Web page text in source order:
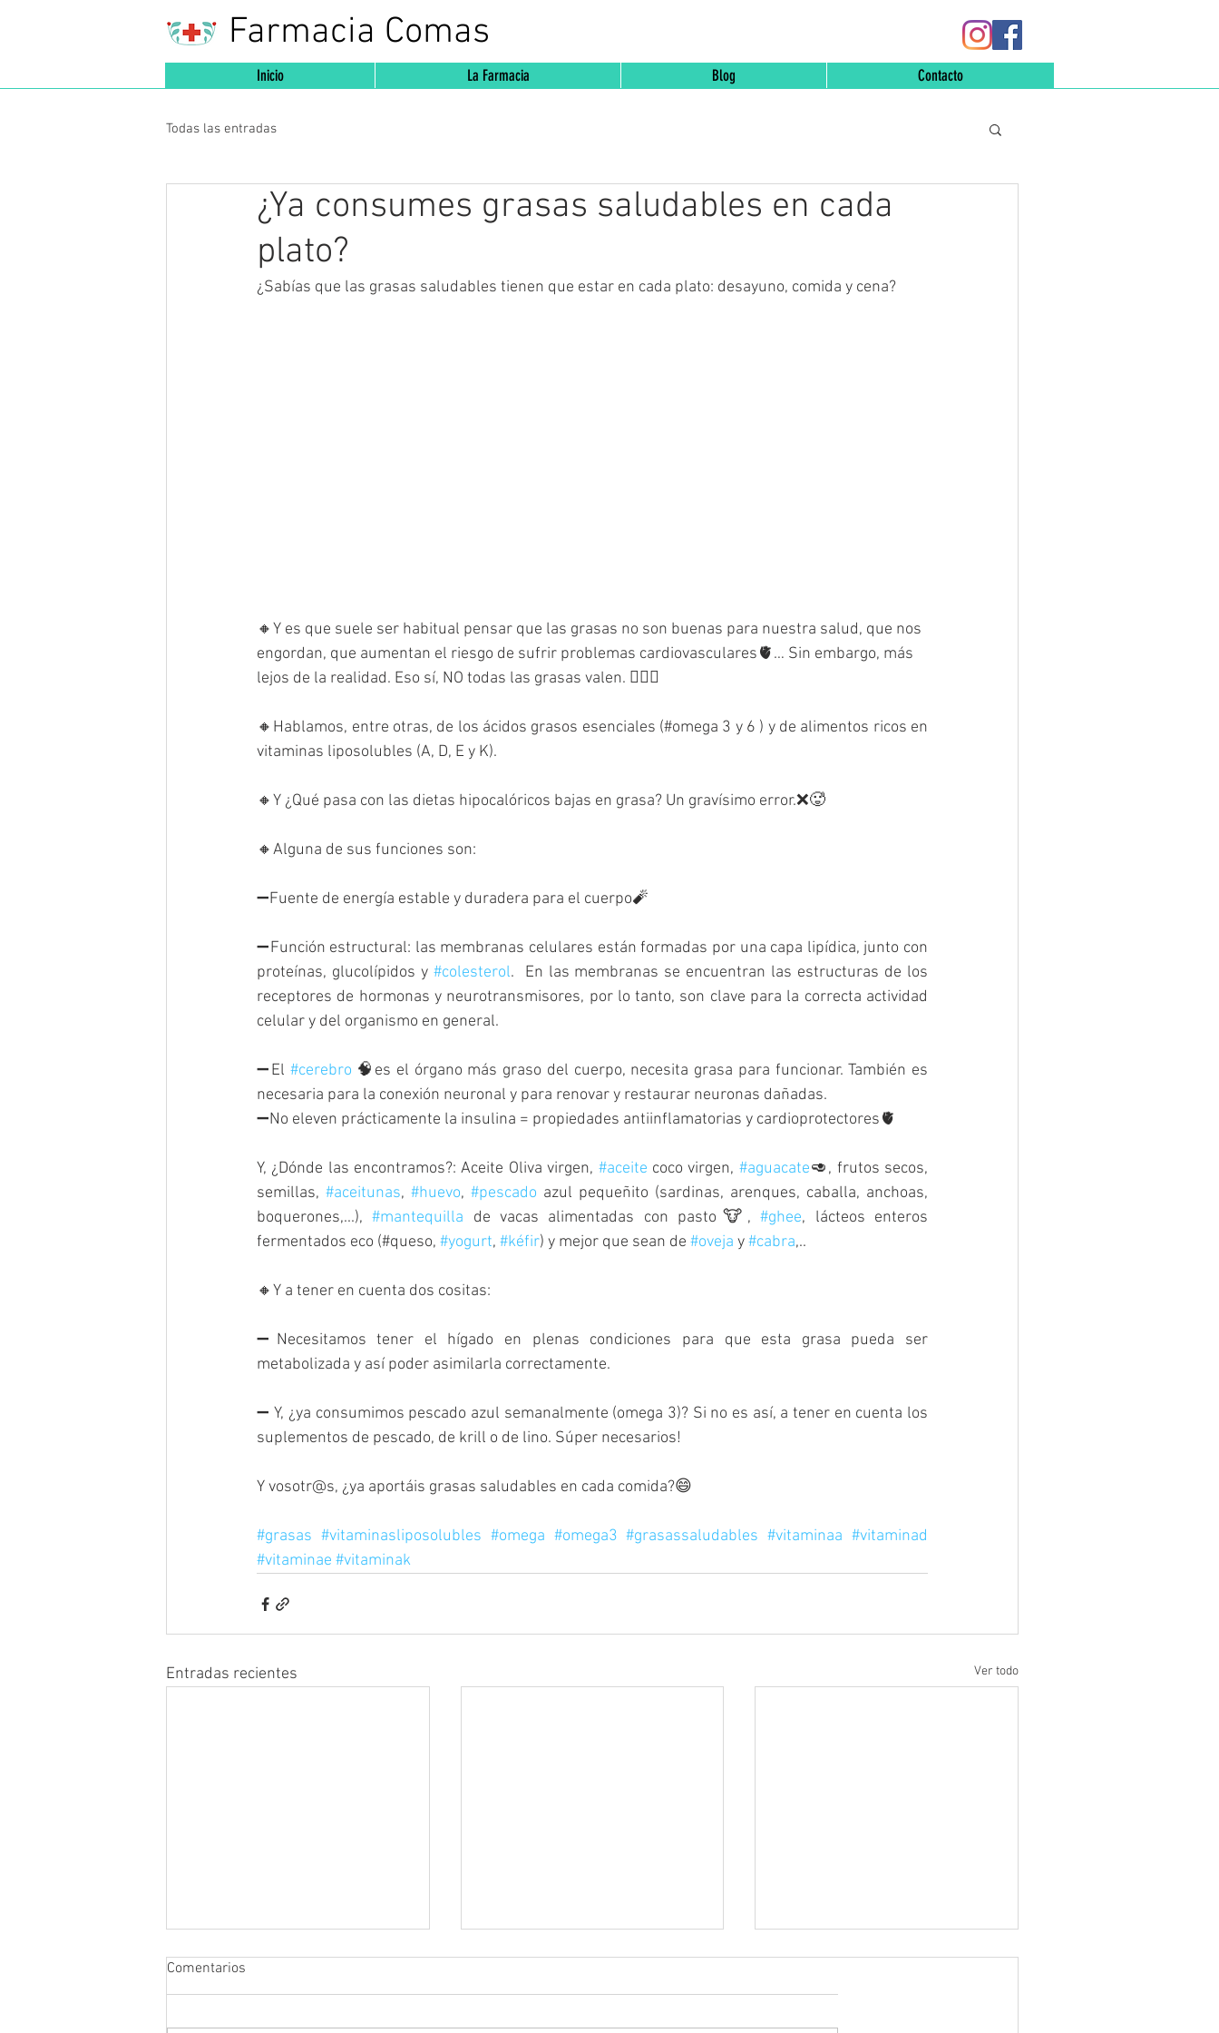
Farmacia Comas
Inicio La Farmacia Blog Contacto
Todas las entradas
¿Ya consumes grasas saludables en cada
plato?
¿Sabías que las grasas saludables tienen que estar en cada plato: desayuno, comida y cena?
🔸Y es que suele ser habitual pensar que las grasas no son buenas para nuestra salud, que nos
engordan, que aumentan el riesgo de sufrir problemas cardiovasculares🫀… Sin embargo, más
lejos de la realidad. Eso sí, NO todas las grasas valen. 🤷🏻‍♀️
🔸Hablamos, entre otras, de los ácidos grasos esenciales (#omega 3 y 6 ) y de alimentos ricos en
vitaminas liposolubles (A, D, E y K).
🔸Y ¿Qué pasa con las dietas hipocalóricos bajas en grasa? Un gravísimo error.❌🥵
🔸Alguna de sus funciones son:
➖Fuente de energía estable y duradera para el cuerpo🧨
➖Función estructural: las membranas celulares están formadas por una capa lipídica, junto con
proteínas, glucolípidos y #colesterol.  En las membranas se encuentran las estructuras de los
receptores de hormonas y neurotransmisores, por lo tanto, son clave para la correcta actividad
celular y del organismo en general.
➖El #cerebro 🧠es el órgano más graso del cuerpo, necesita grasa para funcionar. También es
necesaria para la conexión neuronal y para renovar y restaurar neuronas dañadas.
➖No eleven prácticamente la insulina = propiedades antiinflamatorias y cardioprotectores🫀
Y, ¿Dónde las encontramos?: Aceite Oliva virgen, #aceite coco virgen, #aguacate🥑, frutos secos,
semillas, #aceitunas, #huevo, #pescado azul pequeñito (sardinas, arenques, caballa, anchoas,
boquerones,...), #mantequilla de vacas alimentadas con pasto🐮, #ghee, lácteos enteros
fermentados eco (#queso, #yogurt, #kéfir) y mejor que sean de #oveja y #cabra,..
🔸Y a tener en cuenta dos cositas:
➖Necesitamos tener el hígado en plenas condiciones para que esta grasa pueda ser
metabolizada y así poder asimilarla correctamente.
➖ Y, ¿ya consumimos pescado azul semanalmente (omega 3)? Si no es así, a tener en cuenta los
suplementos de pescado, de krill o de lino. Súper necesarios!
Y vosotr@s, ¿ya aportáis grasas saludables en cada comida?😄
#grasas #vitaminasliposolubles #omega #omega3 #grasassaludables #vitaminaa #vitaminad
#vitaminae #vitaminak
Entradas recientes Ver todo
Comentarios